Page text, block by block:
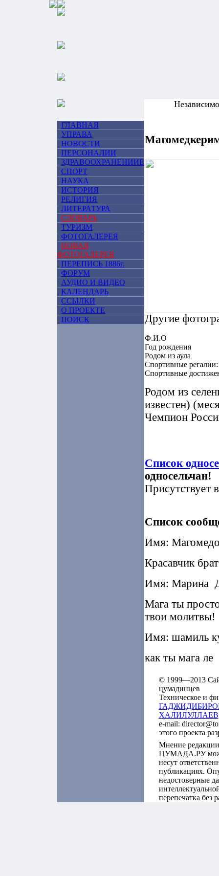
ГЛАВНАЯ
УПРАВА
НОВОСТИ
ПЕРСОНАЛИИ
ЗДРАВООХРАНЕНИИЕ
СПОРТ
НАУКА
ИСТОРИЯ
РЕЛИГИЯ
ЛИТЕРАТУРА
СЛОВАРЬ
ТУРИЗМ
ФОТОГАЛЕРЕЯ
НОВАЯ
ФОТОГАЛЕРЕЯ
ПЕРЕПИСЬ 1886г.
ФОРУМ
АУДИО И ВИДЕО
КАЛЕНДАРЬ
ССЫЛКИ
О ПРОЕКТЕ
ПОИСК
Другие
Ф.И.О
Год рождения
Родом из аула
Спортивные регалии:
Спортивные
Родом из
известен)
Чемпион
Список
односельчан!
Присутствует
Список
Имя:
Красавчик
Имя: Марина
Мага ты
твои молитвы!
Имя: шамиль
как ты мага ле
© 1999—2013
цумадинцев
Техническое и
ХАЛИЛУЛЛАЕВ
e-mail:
этого проекта
Мнение
ЦУМАДА.РУ
несут
публикациях.
недостоверные
перепечатка без